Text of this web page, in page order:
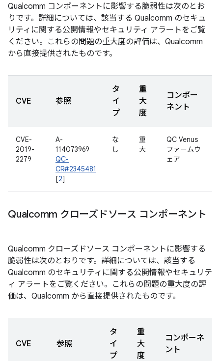
Qualcomm コンポーネントに影響する脆弱性は次のとお
りです。詳細については、該当する Qualcomm のセキュ
リティに関する公開情報やセキュリティ アラートをご覧
ください。これらの問題の重大度の評価は、Qualcomm
から直接提供されたものです。
CVE 参照
タ
イ
プ
重
大
度
コンポー
ネント
CVE-
2019-
2279
A-
114073969
QC-
CR#2345481
[2]
な
し
重
大
QC Venus
ファームウ
ェア
Qualcomm クローズドソース コンポーネント
Qualcomm クローズドソース コンポーネントに影響する
脆弱性は次のとおりです。詳細については、該当する
Qualcomm のセキュリティに関する公開情報やセキュリテ
ィ アラートをご覧ください。これらの問題の重大度の評
価は、Qualcomm から直接提供されたものです。
CVE 参照
タ
イ
プ
重
大
度
コンポーネ
ント